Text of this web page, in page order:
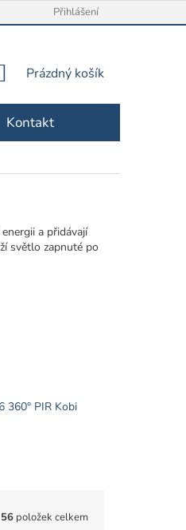
OBCHODNÍ PODMÍNKY
Přihlášení
NÁKUPNÍ
Prázdný košík
Kontakt
a přidávají
světlo zapnuté po
360° PIR Kobi
56 položek celkem